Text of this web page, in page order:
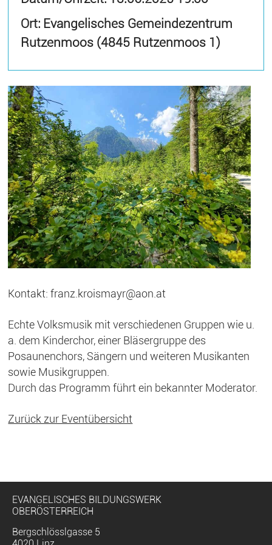
Ort: Evangelisches Gemeindezentrum
Rutzenmoos (4845 Rutzenmoos 1)
Kontakt: franz.kroismayr@aon.at
Echte Volksmusik mit verschiedenen Gruppen wie u.
a. dem Kinderchor, einer Bläsergruppe des
Posaunenchors, Sängern und weiteren Musikanten
sowie Musikgruppen.
Durch das Programm führt ein bekannter Moderator.
Zurück zur Eventübersicht
EVANGELISCHES BILDUNGSWERK
OBERÖSTERREICH
Bergschlösslgasse 5